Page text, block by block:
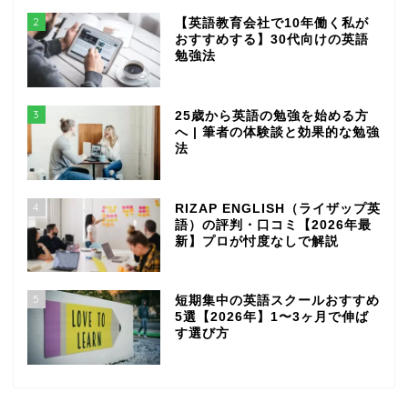
2
【英語教育会社で10年働く私が
おすすめする】30代向けの英語
勉強法
3
25歳から英語の勉強を始める方
へ | 筆者の体験談と効果的な勉強
法
4
RIZAP ENGLISH（ライザップ英
語）の評判・口コミ【2026年最
新】プロが忖度なしで解説
5
短期集中の英語スクールおすすめ
5選【2026年】1〜3ヶ月で伸ば
す選び方